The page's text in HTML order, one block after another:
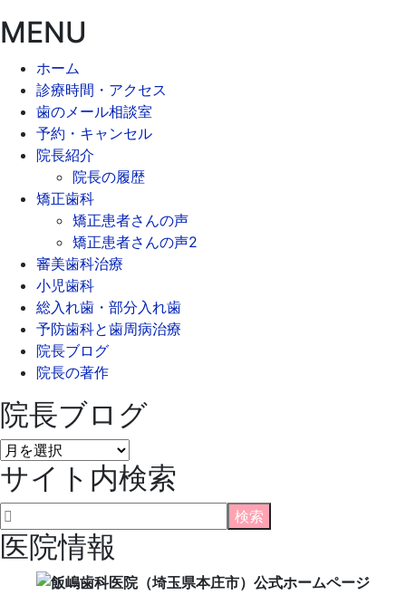
MENU
ホーム
診療時間・アクセス
歯のメール相談室
予約・キャンセル
院長紹介
院長の履歴
矯正歯科
矯正患者さんの声
矯正患者さんの声2
審美歯科治療
小児歯科
総入れ歯・部分入れ歯
予防歯科と歯周病治療
院長ブログ
院長の著作
院長ブログ
院
長
ブ
ロ
グ
サイト内検索
医院情報